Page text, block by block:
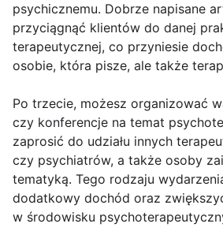
psychicznemu. Dobrze napisane
przyciągnąć klientów do danej
terapeutycznej, co przyniesie
osobie, która pisze, ale także
Po trzecie, możesz organizować
czy konferencje na temat
zaprosić do udziału innych
czy psychiatrów, a także osoby
tematyką. Tego rodzaju
dodatkowy dochód oraz
w środowisku